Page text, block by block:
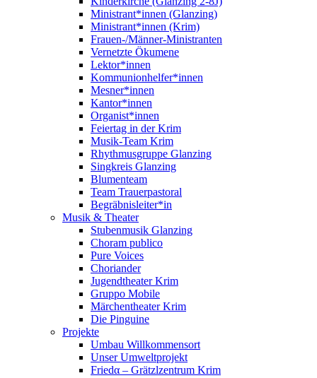
Ministrant*innen (Glanzing)
Ministrant*innen (Krim)
Frauen-/Männer-Ministranten
Vernetzte Ökumene
Lektor*innen
Kommunionhelfer*innen
Mesner*innen
Kantor*innen
Organist*innen
Feiertag in der Krim
Musik-Team Krim
Rhythmusgruppe Glanzing
Singkreis Glanzing
Blumenteam
Team Trauerpastoral
Begräbnisleiter*in
Musik & Theater
Stubenmusik Glanzing
Choram publico
Pure Voices
Choriander
Jugendtheater Krim
Gruppo Mobile
Märchentheater Krim
Die Pinguine
Projekte
Umbau Willkommensort
Unser Umweltprojekt
Friedα – Grätzlzentrum Krim